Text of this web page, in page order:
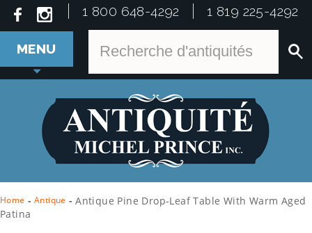
1 800 648-4292 1 819 225-4292
MENU
Home - Antique - Antique Pine Drop-Leaf Table With Warm Aged
Patina